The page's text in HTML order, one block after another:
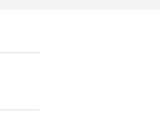
マスコット・バファ
スマホ用品